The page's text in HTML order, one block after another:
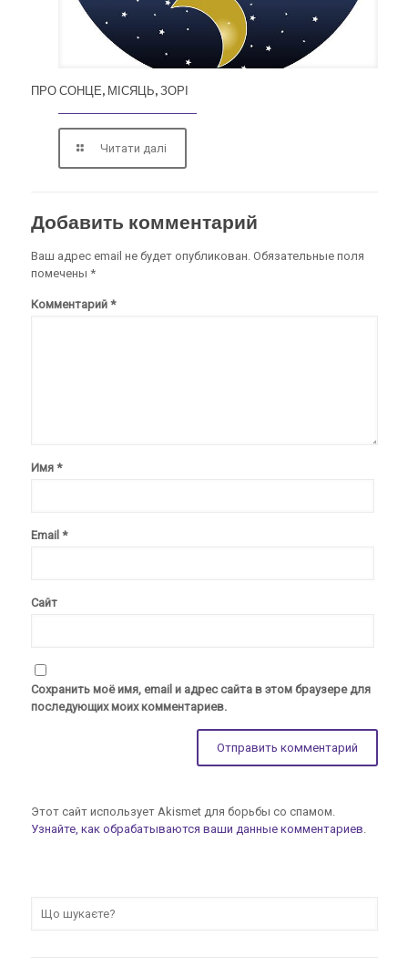
ПРО СОНЦЕ, МІСЯЦЬ, ЗОРІ
Читати далі
Добавить комментарий
Ваш адрес email не будет опубликован. Обязательные поля
помечены *
Комментарий *
Имя *
Email *
Сайт
Сохранить моё имя, email и адрес сайта в этом браузере для
последующих моих комментариев.
Этот сайт использует Akismet для борьбы со спамом.
Узнайте, как обрабатываются ваши данные комментариев.